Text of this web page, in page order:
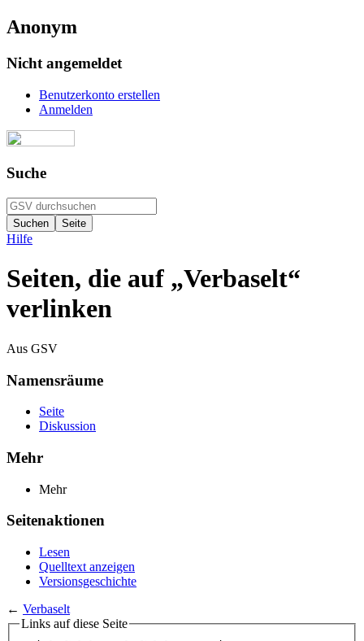
Anonym
Nicht angemeldet
Benutzerkonto erstellen
Anmelden
Suche
Hilfe
Seiten, die auf „Verbaselt“
verlinken
Aus GSV
Namensräume
Seite
Diskussion
Mehr
Mehr
Seitenaktionen
Lesen
Quelltext anzeigen
Versionsgeschichte
← Verbaselt
Links auf diese Seite